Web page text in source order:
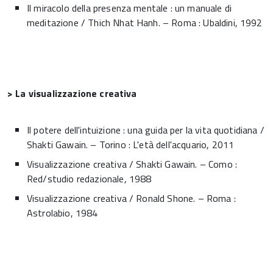
Il miracolo della presenza mentale : un manuale di
meditazione / Thich Nhat Hanh. – Roma : Ubaldini, 1992
> La visualizzazione creativa
Il potere dell'intuizione : una guida per la vita quotidiana /
Shakti Gawain. – Torino : L'età dell'acquario, 2011
Visualizzazione creativa / Shakti Gawain. – Como :
Red/studio redazionale, 1988
Visualizzazione creativa / Ronald Shone. – Roma :
Astrolabio, 1984